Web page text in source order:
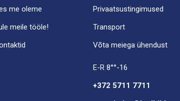
me oleme
meile tööle!
Privaatsustingimused
Transport
Võta meiega ühendust
E-R 8°°-16
+372 5711 7711